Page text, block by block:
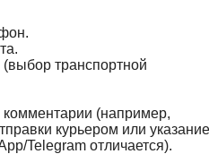
транспортной
(например,
курьером или
Telegram отличается).